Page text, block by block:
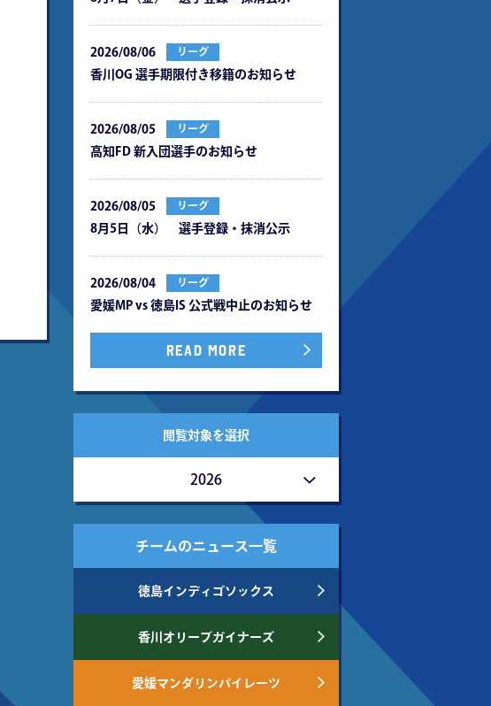
2026/08/06 リーグ
⾹川OG 選⼿期限付き移籍のお知らせ
2026/08/05 リーグ
⾼知FD 新⼊団選⼿のお知らせ
2026/08/05 リーグ
8月5日（水） 選手登録・抹消公示
2026/08/04 リーグ
愛媛MP vs 徳島IS 公式戦中⽌のお知らせ
READ MORE
閲覧対象を選択
2026
チームのニュース一覧
徳島インディゴソックス
香川オリーブガイナーズ
愛媛マンダリンパイレーツ